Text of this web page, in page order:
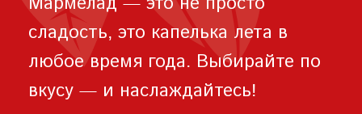
сладость, это капелька лета в
любое время года. Выбирайте по
вкусу — и наслаждайтесь!